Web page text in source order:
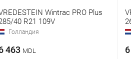
Wintrac PRO Plus
40 R21 109V
Голландия
463 MDL